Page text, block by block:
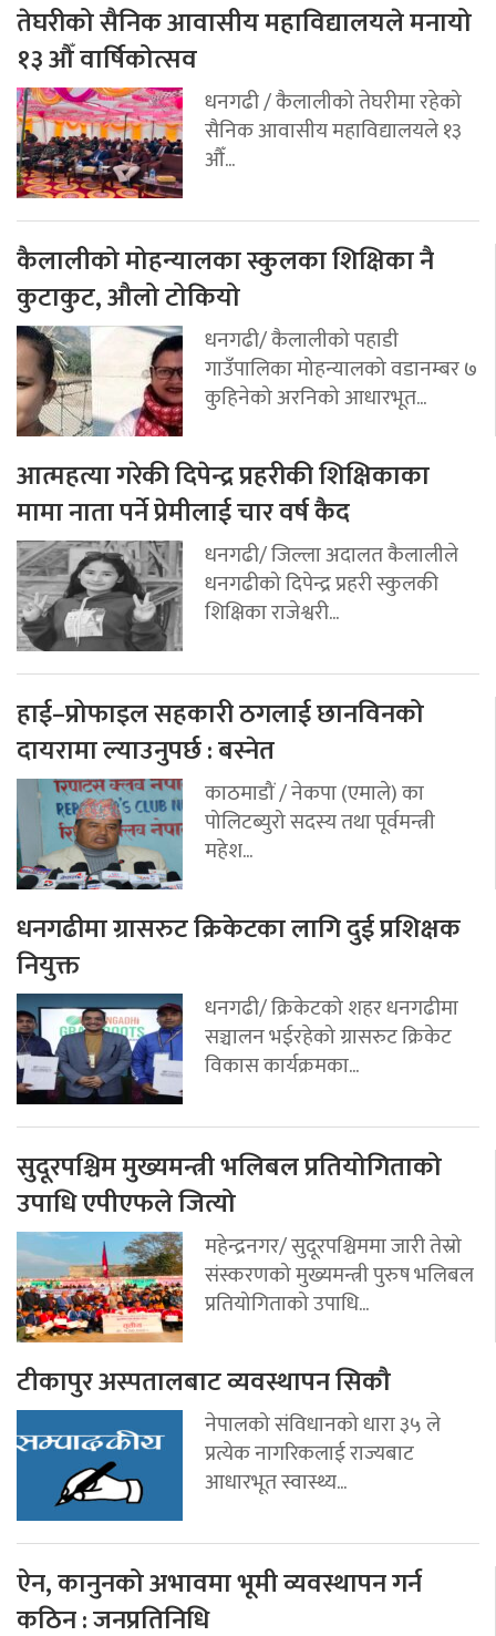
तेघरीको सैनिक आवासीय महाविद्यालयले मनायो
१३ औँ वार्षिकोत्सव
धनगढी / कैलालीको तेघरीमा रहेको
सैनिक आवासीय महाविद्यालयले १३
औँ...
कैलालीको मोहन्यालका स्कुलका शिक्षिका नै
कुटाकुट, औलो टोकियो
धनगढी/ कैलालीको पहाडी
गाउँपालिका मोहन्यालको वडानम्बर ७
कुहिनेको अरनिको आधारभूत...
आत्महत्या गरेकी दिपेन्द्र प्रहरीकी शिक्षिकाका
मामा नाता पर्ने प्रेमीलाई चार वर्ष कैद
धनगढी/ जिल्ला अदालत कैलालीले
धनगढीको दिपेन्द्र प्रहरी स्कुलकी
शिक्षिका राजेश्वरी...
हाई–प्रोफाइल सहकारी ठगलाई छानविनको
दायरामा ल्याउनुपर्छ : बस्नेत
काठमाडौं / नेकपा (एमाले) का
पोलिटब्युरो सदस्य तथा पूर्वमन्त्री
महेश...
धनगढीमा ग्रासरुट क्रिकेटका लागि दुई प्रशिक्षक
नियुक्त
धनगढी/ क्रिकेटको शहर धनगढीमा
सञ्चालन भईरहेको ग्रासरुट क्रिकेट
विकास कार्यक्रमका...
सुदूरपश्चिम मुख्यमन्त्री भलिबल प्रतियोगिताको
उपाधि एपीएफले जित्यो
महेन्द्रनगर/ सुदूरपश्चिममा जारी तेस्रो
संस्करणको मुख्यमन्त्री पुरुष भलिबल
प्रतियोगिताको उपाधि...
टीकापुर अस्पतालबाट व्यवस्थापन सिकौ
नेपालको संविधानको धारा ३५ ले
प्रत्येक नागरिकलाई राज्यबाट
आधारभूत स्वास्थ्य...
ऐन, कानुनको अभावमा भूमी व्यवस्थापन गर्न
कठिन : जनप्रतिनिधि